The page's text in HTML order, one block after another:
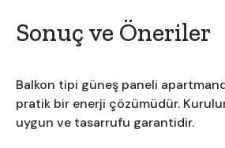
Sonuç ve Öneriler
Balkon tipi güneş paneli
pratik bir enerji çözümüdür.
uygun ve tasarrufu garantidir.